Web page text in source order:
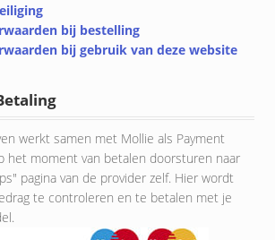
bij bestelling
bij gebruik van deze website
werkt samen met Mollie als Payment
het moment van betalen doorsturen naar
pagina van de provider zelf. Hier wordt
te controleren en te betalen met je